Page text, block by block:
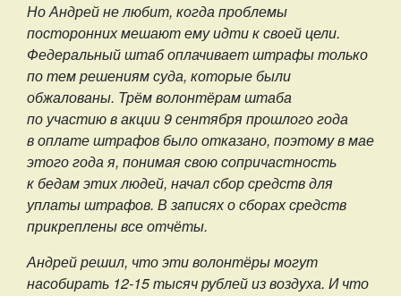
Но Андрей не любит, когда проблемы
посторонних мешают ему идти к своей цели.
Федеральный штаб оплачивает штрафы только
по тем решениям суда, которые были
обжалованы. Трём волонтёрам штаба
по участию в акции 9 сентября прошлого года
в оплате штрафов было отказано, поэтому в мае
этого года я, понимая свою сопричастность
к бедам этих людей, начал сбор средств для
уплаты штрафов. В записях о сборах средств
прикреплены все отчёты.
Андрей решил, что эти волонтёры могут
насобирать 12-15 тысяч рублей из воздуха. И что